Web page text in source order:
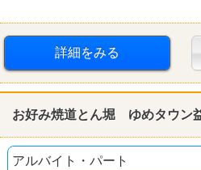
詳細をみる
お好み焼道とん堀 ゆめタウン
アルバイト・パート